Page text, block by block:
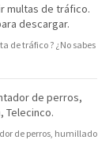
multas de tráfico.
descargar.
de tráfico ? ¿No sabes
de perros,
Telecinco.
de perros, humillado